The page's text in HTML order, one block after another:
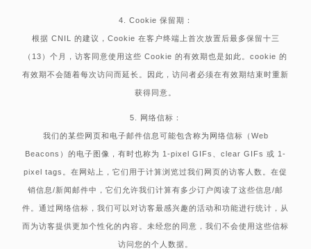
4. Cookie 保留期：
根据 CNIL 的建议，Cookie 在客户终端上首次放置后最多保留十三
（13）个月，访客同意使用这些 Cookie 的有效期也是如此。cookie 的
有效期不会随着每次访问而延长。因此，访问者必须在有效期结束时重新
获得同意。
5. 网络信标：
我们的某些网页和电子邮件信息可能包含称为网络信标（Web
Beacons）的电子图像，有时也称为 1-pixel GIFs、clear GIFs 或 1-
pixel tags。在网站上，它们用于计算浏览过我们网页的访客人数。在促
销信息/新闻邮件中，它们允许我们计算有多少订户阅读了这些信息/邮
件。通过网络信标，我们可以对访客最感兴趣的活动和功能进行统计，从
而为访客提供更加个性化的内容。未经您的同意，我们不会使用这些信标
访问您的个人数据。